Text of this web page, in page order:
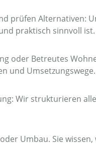
prüfen Alternativen:
praktisch sinnvoll ist.
oder Betreutes
und Umsetzungswege.
Wir strukturieren
Umbau. Sie